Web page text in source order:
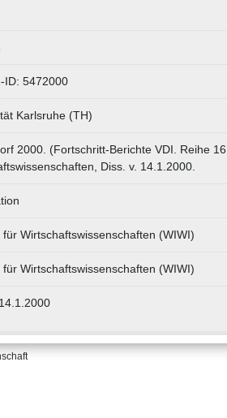
ID: 5472000
Karlsruhe (TH)
2000. (Fortschritt-Berichte VDI. Reihe
Diss. v. 14.1.2000.
für Wirtschaftswissenschaften (WIWI)
für Wirtschaftswissenschaften (WIWI)